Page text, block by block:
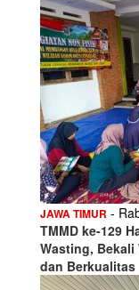
JAWA TIMUR -
TMMD ke-129
Wasting, Bekali
dan Berkualitas